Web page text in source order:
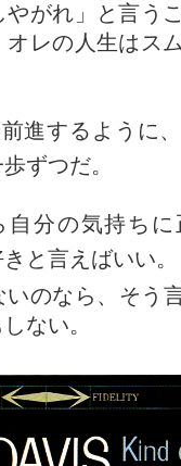
やがれ」と言う
オレの人生はス
進するように
ずつだ。
自分の気持ち
と言えばいい。
なら、そう言
ない。